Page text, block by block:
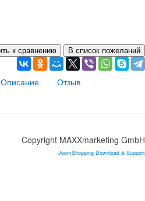
Описание
Отзыв
Copyright MAXXmarketing GmbH
JoomShopping Download & Support